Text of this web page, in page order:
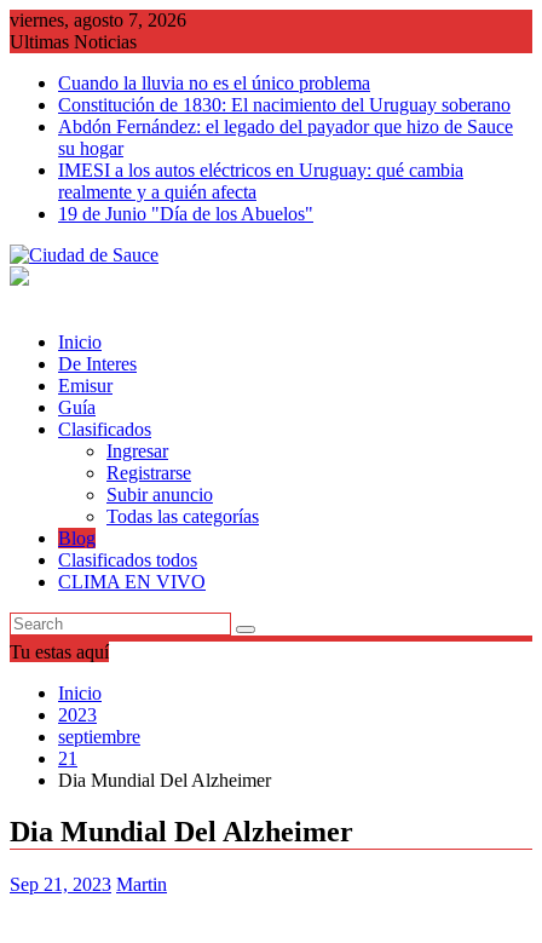
Saltar
al
viernes, agosto 7, 2026
Ultimas Noticias
Cuando la lluvia no es el único problema
Constitución de 1830: El nacimiento del Uruguay soberano
Abdón Fernández: el legado del payador que hizo de Sauce
su hogar
IMESI a los autos eléctricos en Uruguay: qué cambia
realmente y a quién afecta
19 de Junio "Día de los Abuelos"
Inicio
De Interes
Emisur
Guía
Clasificados
Ingresar
Registrarse
Subir anuncio
Todas las categorías
Blog
Clasificados todos
CLIMA EN VIVO
Tu estas aquí
Inicio
2023
septiembre
21
Dia Mundial Del Alzheimer
Dia Mundial Del Alzheimer
Sep 21, 2023 Martin